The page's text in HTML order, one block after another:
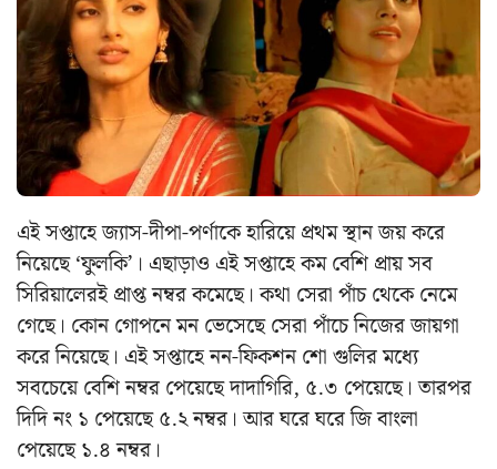
এই সপ্তাহে জ্যাস-দীপা-পর্ণাকে হারিয়ে প্রথম স্থান জয় করে
নিয়েছে ‘ফুলকি’। এছাড়াও এই সপ্তাহে কম বেশি প্রায় সব
সিরিয়ালেরই প্রাপ্ত নম্বর কমেছে। কথা সেরা পাঁচ থেকে নেমে
গেছে। কোন গোপনে মন ভেসেছে সেরা পাঁচে নিজের জায়গা
করে নিয়েছে। এই সপ্তাহে নন-ফিকশন শো গুলির মধ্যে
সবচেয়ে বেশি নম্বর পেয়েছে দাদাগিরি, ৫.৩ পেয়েছে। তারপর
দিদি নং ১ পেয়েছে ৫.২ নম্বর। আর ঘরে ঘরে জি বাংলা
পেয়েছে ১.৪ নম্বর।